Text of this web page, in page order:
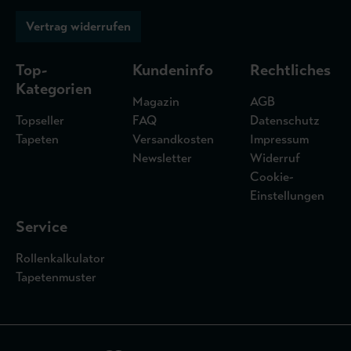
Vertrag widerrufen
Top-
Kategorien
Topseller
Tapeten
Kundeninfo
Magazin
FAQ
Versandkosten
Newsletter
Rechtliches
AGB
Datenschutz
Impressum
Widerruf
Cookie-
Einstellungen
Service
Rollenkalkulator
Tapetenmuster